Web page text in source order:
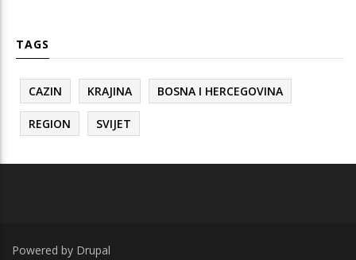
TAGS
CAZIN KRAJINA BOSNA I HERCEGOVINA
REGION SVIJET
Powered by Drupal